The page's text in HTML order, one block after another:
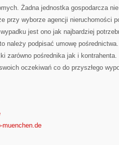
Żadna jednostka gospodarcza
przy wyborze agencji nieruchomości
jest ono jak najbardziej
należy podpisać umowę
zarówno pośrednika jak i
oczekiwań co do przyszłego
muenchen.de